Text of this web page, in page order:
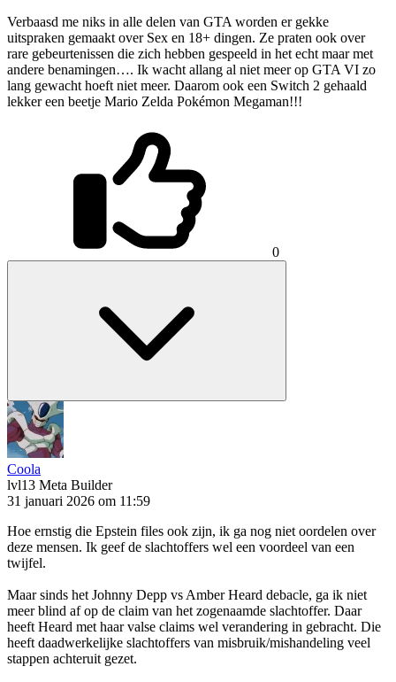
Verbaasd me niks in alle delen van GTA worden er gekke
uitspraken gemaakt over Sex en 18+ dingen. Ze praten ook over
rare gebeurtenissen die zich hebben gespeeld in het echt maar met
andere benamingen…. Ik wacht allang al niet meer op GTA VI zo
lang gewacht hoeft niet meer. Daarom ook een Switch 2 gehaald
lekker een beetje Mario Zelda Pokémon Megaman!!!
0
Coola
lvl13 Meta Builder
31 januari 2026 om 11:59
Hoe ernstig die Epstein files ook zijn, ik ga nog niet oordelen over
deze mensen. Ik geef de slachtoffers wel een voordeel van een
twijfel.
Maar sinds het Johnny Depp vs Amber Heard debacle, ga ik niet
meer blind af op de claim van het zogenaamde slachtoffer. Daar
heeft Heard met haar valse claims wel verandering in gebracht. Die
heeft daadwerkelijke slachtoffers van misbruik/mishandeling veel
stappen achteruit gezet.